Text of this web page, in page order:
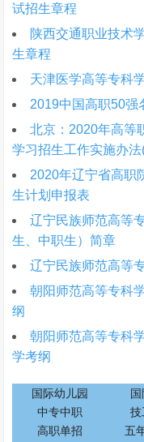
试招生章程
陕西交通职业技术
生章程
天津医学高等专科
2019中国高职50强
北京：2020年高等
学习招生工作实施办
2020年辽宁省高职
生计划申报表
辽宁民族师范高等
生、中职生）简章
辽宁民族师范高等
朝阳师范高等专科
纲
朝阳师范高等专科
学考纲
国际幼儿园
中专中职
技
高职单招
五